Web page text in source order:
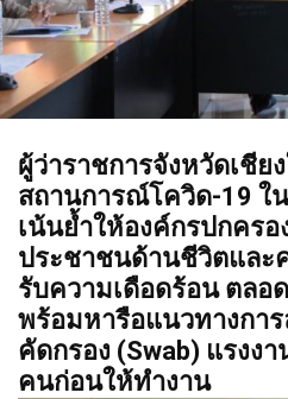
ผู้ว่าราชการจังหวัดเชี
สถานการณ์โควิด-19 ใ
เน้นย้ำให้องค์กรปกคร
ประชาชนด้านชีวิตและ
รับความเดือดร้อน ตลอ
พร้อมหารือแนวทางกา
คัดกรอง (Swab) แรงง
คนก่อนให้ทำงาน